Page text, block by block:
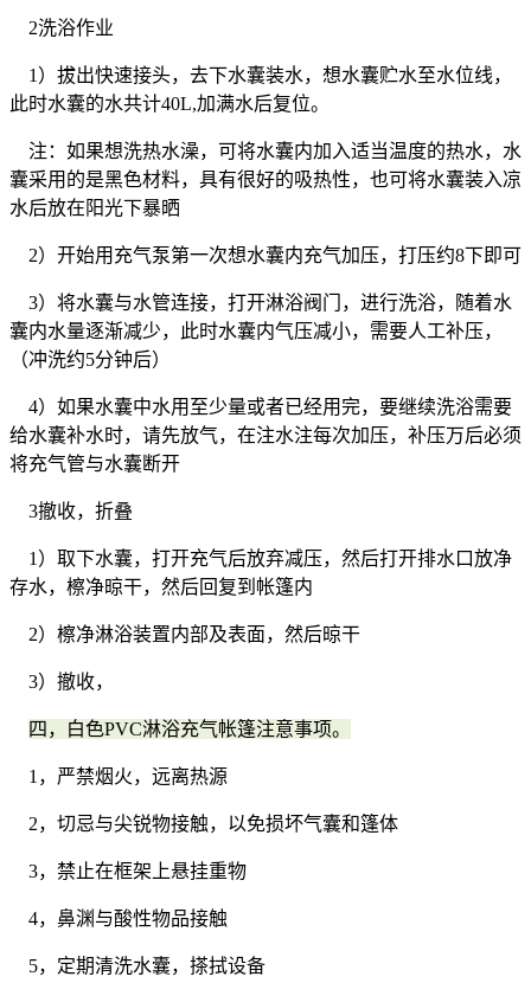
2洗浴作业
1）拔出快速接头，去下水囊装水，想水囊贮水至水位线，
此时水囊的水共计40L,加满水后复位。
注：如果想洗热水澡，可将水囊内加入适当温度的热水，水
囊采用的是黑色材料，具有很好的吸热性，也可将水囊装入凉
水后放在阳光下暴晒
2）开始用充气泵第一次想水囊内充气加压，打压约8下即可
3）将水囊与水管连接，打开淋浴阀门，进行洗浴，随着水
囊内水量逐渐减少，此时水囊内气压减小，需要人工补压，
（冲洗约5分钟后）
4）如果水囊中水用至少量或者已经用完，要继续洗浴需要
给水囊补水时，请先放气，在注水注每次加压，补压万后必须
将充气管与水囊断开
3撤收，折叠
1）取下水囊，打开充气后放弃减压，然后打开排水口放净
存水，檫净晾干，然后回复到帐篷内
2）檫净淋浴装置内部及表面，然后晾干
3）撤收，
四，白色PVC淋浴充气帐篷注意事项。
1，严禁烟火，远离热源
2，切忌与尖锐物接触，以免损坏气囊和篷体
3，禁止在框架上悬挂重物
4，鼻渊与酸性物品接触
5，定期清洗水囊，搽拭设备